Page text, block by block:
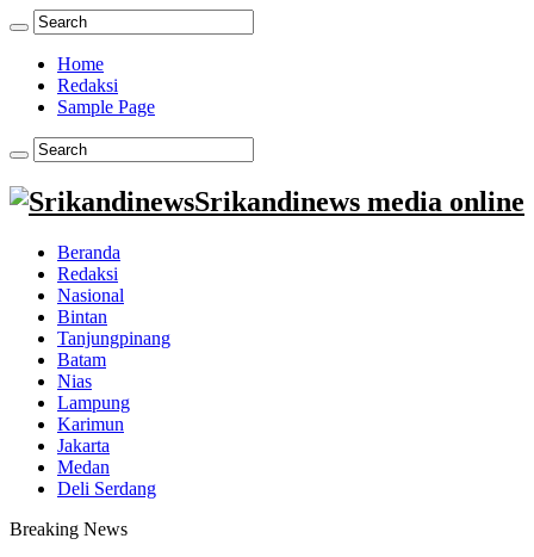
Home
Redaksi
Sample Page
Srikandinews media online
Beranda
Redaksi
Nasional
Bintan
Tanjungpinang
Batam
Nias
Lampung
Karimun
Jakarta
Medan
Deli Serdang
Breaking News